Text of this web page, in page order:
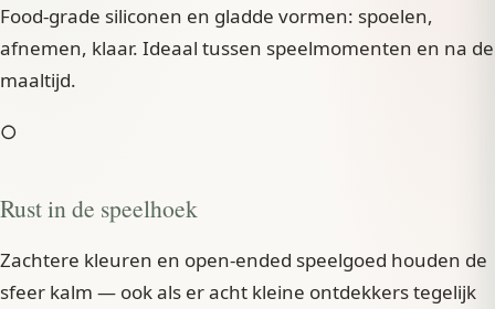
Food-grade siliconen en gladde vormen: spoelen,
afnemen, klaar. Ideaal tussen speelmomenten en na de
maaltijd.
○
Rust in de speelhoek
Zachtere kleuren en open-ended speelgoed houden de
sfeer kalm — ook als er acht kleine ontdekkers tegelijk